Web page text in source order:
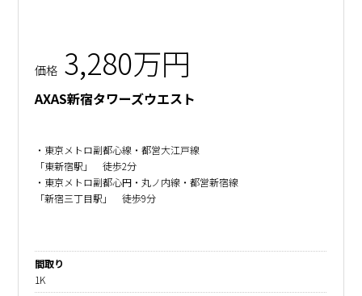
価格 3,280万円
AXAS新宿タワーズウエスト
・東京メトロ副都心線・都営大江戸線
「東新宿駅」 徒歩2分
・東京メトロ副都心円・丸ノ内線・都営新宿線
「新宿三丁目駅」 徒歩9分
間取り
1K